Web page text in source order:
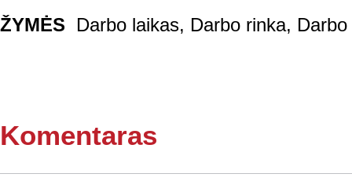
ŽYMĖS Darbo laikas, Darbo rinka,
Komentaras